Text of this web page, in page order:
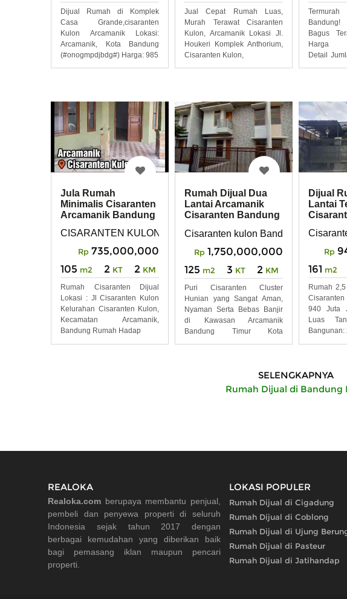
Dijual Rumah di Komplek
Casa Grande,cisaranten
Kulon Arcamanik Lokasi:
Arcamanik, Kota Bandung
(#onogmpdjbdg#) Harga: 985
Jual Cepat Rumah Luas,
Murah Terawat Cisaranten
Kulon, Arcamanik Lokasi Jl.
Houkeri Komplek Anthorium,
Cisaranten Kulon,
Bagus
Harga
Detail
Jula Rumah
Minimalis Cisaranten
Arcamanik Bandung
CISARANTEN KULON
Rp 735,000,000
105 m2 2 KT 2 KM
Rumah Cisaranten Dijual
Lokasi : Jl Cisaranten Kulon
Kelurahan Cisaranten Kulon,
Kecamatan Arcamanik,
Bandung Rumah Hadap
Rumah Dijual Dua
Lantai Arcamanik
Cisaranten Bandung
Cisaranten kulon Bandung
Rp 1,750,000,000
125 m2 3 KT 2 KM
Puri Cisaranten Cluster
Hunian yang Sangat Aman,
Nyaman Serta Bebas Banjir
di Kawasan Arcamanik
Bandung Timur Kota
Dijual
Lantai
Rp
161 m2
Rumah
940 Juta
Luas
Bangunan:
SELENGKAPNYA
Rumah Dijual di Bandung
REALOKA
Realoka.com berupaya membantu penjual,
pembeli dan penyewa properti di seluruh
Indonesia sejak tahun 2017 dengan
berbagai kemudahan yang diberikan baik
bagi pemasang iklan maupun pencari
properti.
LOKASI POPULER
Rumah Dijual di Cigadung
Rumah Dijual di Coblong
Rumah Dijual di Ujung
Rumah Dijual di Pasteur
Rumah Dijual di Jatihandap